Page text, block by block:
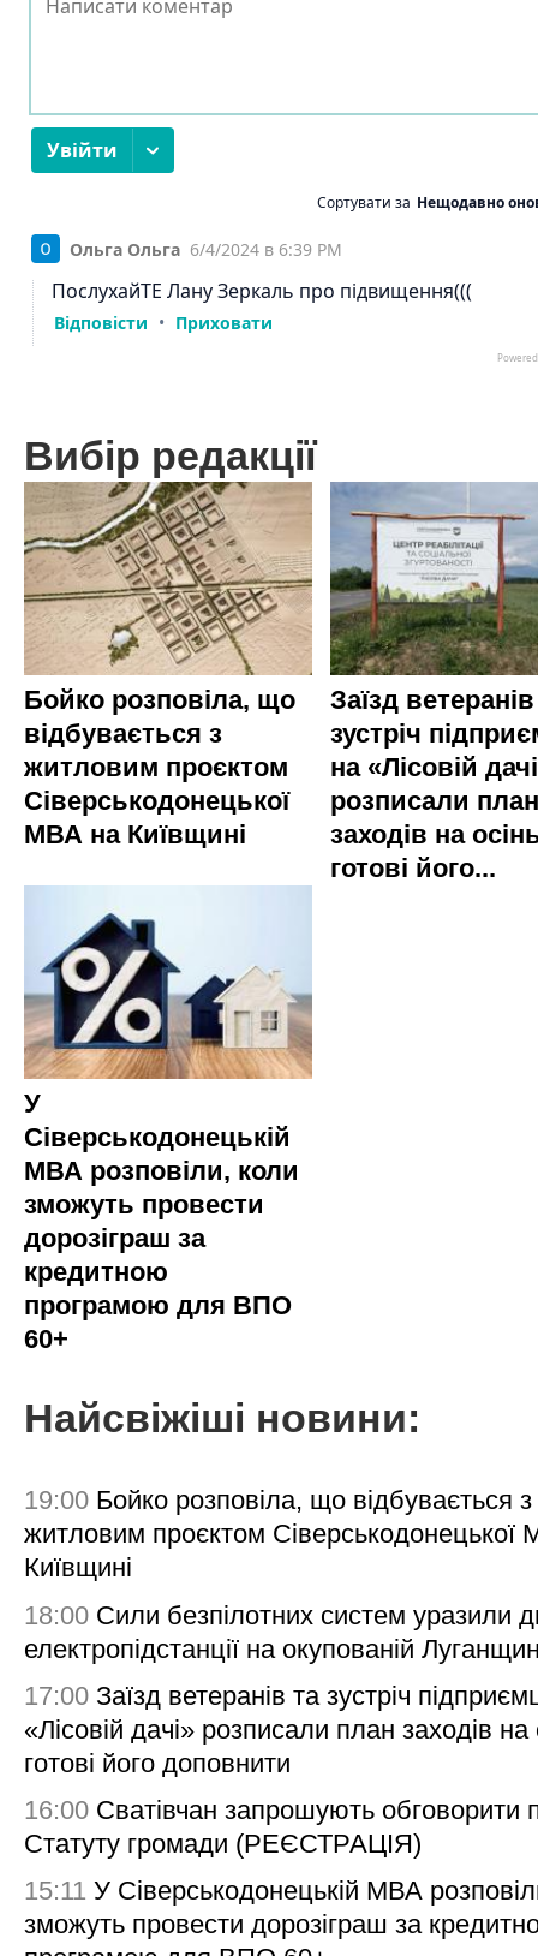
Вибір редакції
Бойко розповіла, що
відбувається з
житловим проєктом
Сіверськодонецької
МВА на Київщині
Заїзд
зустріч
на «Лісовій
розписали план
заходів на
готові його...
У
Сіверськодонецькій
МВА розповіли, коли
зможуть провести
дорозіграш за
кредитною
програмою для ВПО
60+
Найсвіжіші новини:
19:00 Бойко розповіла, що відбувається з
житловим проєктом Сіверськодонецької
Київщині
18:00 Сили безпілотних систем уразили
електропідстанції на окупованій
17:00 Заїзд ветеранів та зустріч
«Лісовій дачі» розписали план заходів на
готові його доповнити
16:00 Сватівчан запрошують обговорити
Статуту громади (РЕЄСТРАЦІЯ)
15:11 У Сіверськодонецькій МВА
зможуть провести дорозіграш за